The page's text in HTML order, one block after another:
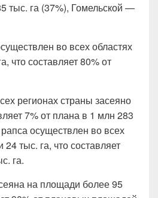
тыс. га (37%), Гомельской —
во всех областях
что составляет 80% от
регионах страны засеяно
7% от плана в 1 млн 283
осуществлен во всех
тыс. га, что составляет
га.
на площади более 95